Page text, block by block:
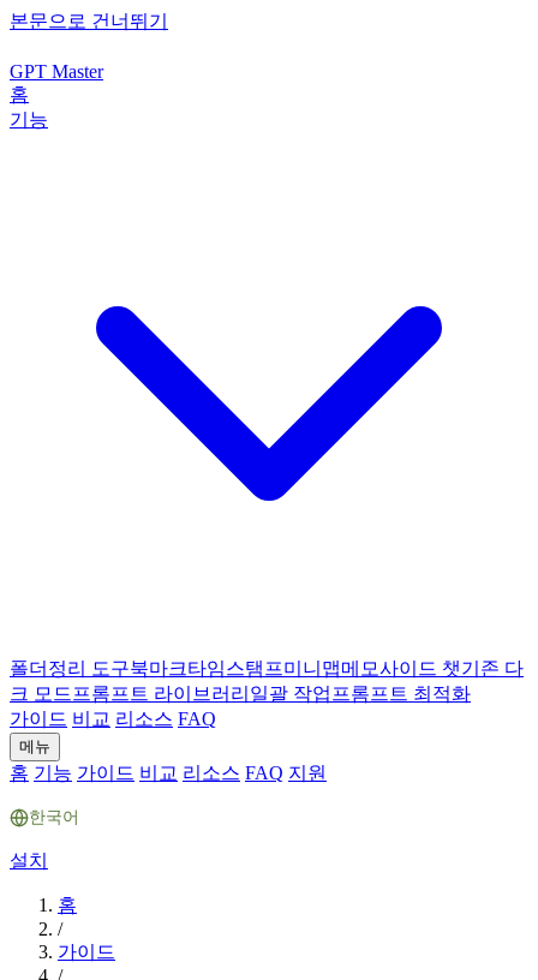
본문으로 건너뛰기
GPT Master
홈
기능
폴더 정리 도구북마크타임스탬프미니맵메모사이드 챗기존 다
크 모드 프롬프트 라이브러리 일괄 작업 프롬프트 최적화
가이드 비교 리소스 FAQ
메뉴
홈 기능 가이드 비교 리소스 FAQ 지원
한국어
설치
홈
/
가이드
/